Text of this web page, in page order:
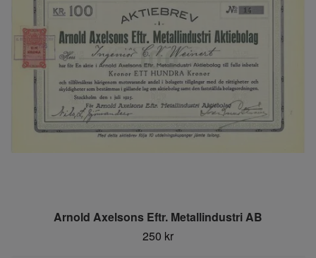
Arnold Axelsons Eftr. Metallindustri AB
250 kr